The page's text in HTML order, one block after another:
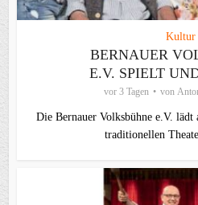
Kultur
BERNAUER
E.V. SPIELT
vor 3 Tagen von
Die Bernauer Volksbühne e.V. lädt
traditionellen